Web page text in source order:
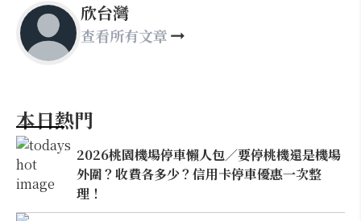
欣台灣
查看所有文章
本日熱門
2026桃園機場停車懶人包／要停桃機還是機場
外圍？收費各多少？信用卡停車優惠一次整
理！